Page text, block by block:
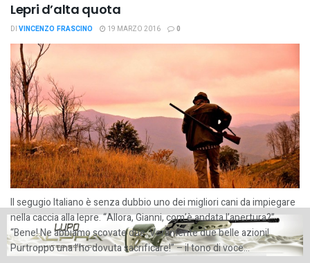
Lepri d’alta quota
DI VINCENZO FRASCINO 19 MARZO 2016 0
Il segugio Italiano è senza dubbio uno dei migliori cani da impiegare
nella caccia alla lepre. “Allora, Gianni, com’è andata l’apertura?”.
“Bene! Ne abbiamo scovate due. Veramente due belle azioni!
Purtroppo una l’ho dovuta sacrificare!” – il tono di voce...